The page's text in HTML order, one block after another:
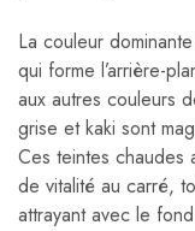
La couleur
qui forme l’arrière-
aux autres couleurs
grise et kaki sont
Ces teintes chaudes
de vitalité au carré,
attrayant avec le